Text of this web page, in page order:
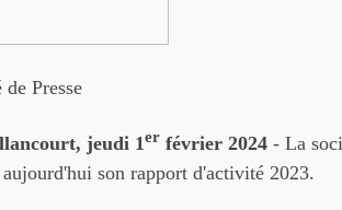
Presse
jeudi 1er février 2024 - La
son rapport d'activité 2023.